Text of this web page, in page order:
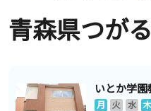
青森県つが
いとか学園
月 火 水 木